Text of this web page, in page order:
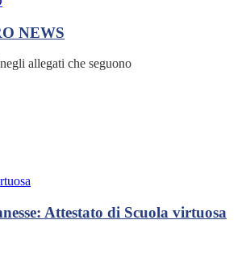
NEWS
allegati che seguono
Attestato di Scuola virtuosa